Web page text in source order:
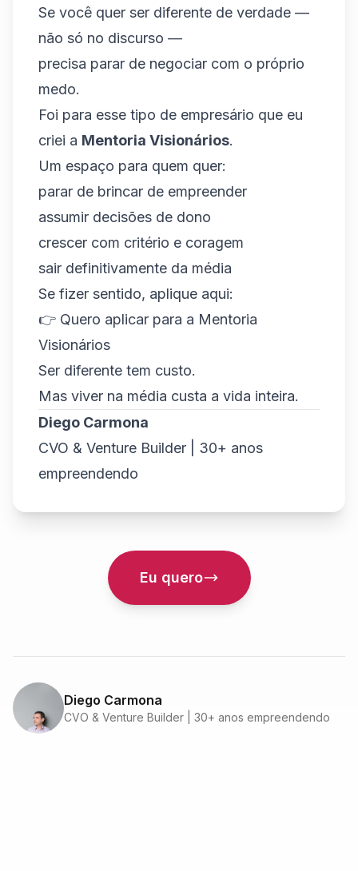
Se você quer ser diferente de verdade —
não só no discurso —
precisa parar de negociar com o próprio
medo.
Foi para esse tipo de empresário que eu
criei a Mentoria Visionários.
Um espaço para quem quer:
parar de brincar de empreender
assumir decisões de dono
crescer com critério e coragem
sair definitivamente da média
Se fizer sentido, aplique aqui:
👉 Quero aplicar para a Mentoria
Visionários
Ser diferente tem custo.
Mas viver na média custa a vida inteira.
Diego Carmona
CVO & Venture Builder | 30+ anos
empreendendo
Eu quero
Diego Carmona
CVO & Venture Builder | 30+ anos empreendendo